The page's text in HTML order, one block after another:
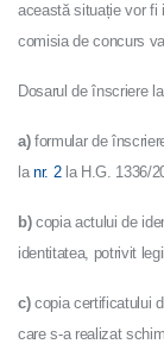
această situație vor fi
comisia de concurs
Dosarul de înscriere
a)formular de
lanr. 2la H.G. 1336/
b)copia actului de
identitatea, potrivit
c)copia certificatului
care s-a realizat